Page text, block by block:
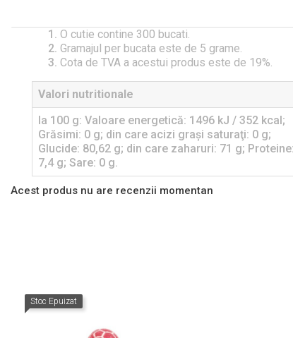
O cutie contine 300 bucati.
Gramajul per bucata este de 5 grame.
Cota de TVA a acestui produs este de 19%.
Valori nutritionale
la 100 g: Valoare energetică: 1496 kJ / 352 kcal;
Grăsimi: 0 g; din care acizi graşi saturaţi: 0 g;
Glucide: 80,62 g; din care zaharuri: 71 g; Proteine:
7,4 g; Sare: 0 g.
Acest produs nu are recenzii momentan
Stoc Epuizat